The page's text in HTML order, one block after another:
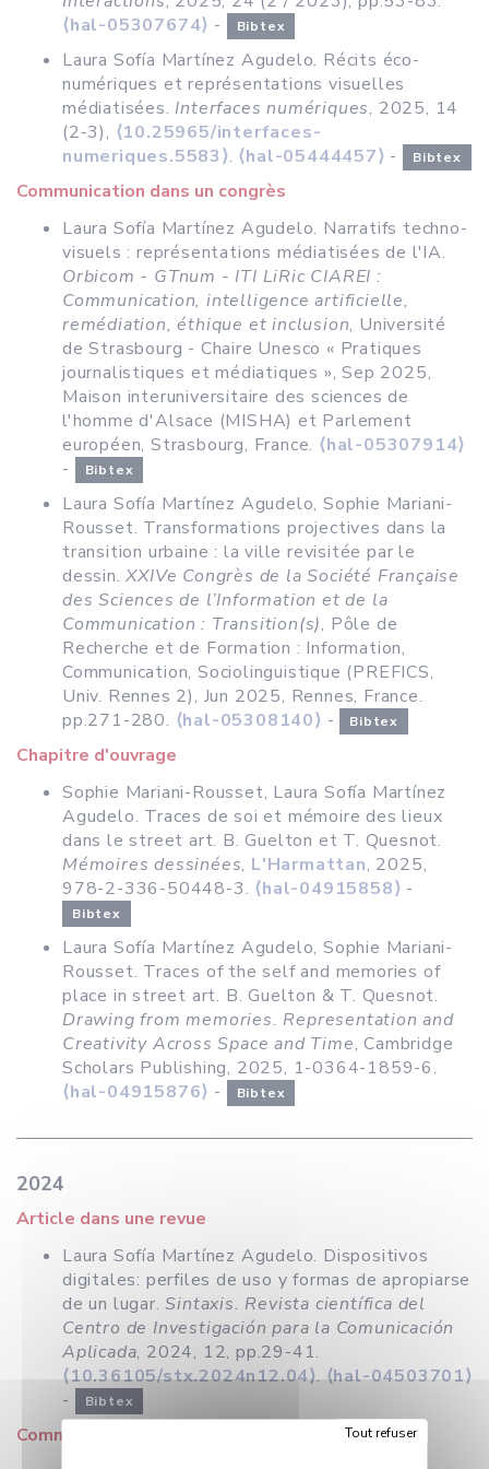
⟨hal-05307674⟩ - Bibtex
Laura Sofía Martínez Agudelo. Récits éco-
numériques et représentations visuelles
médiatisées. Interfaces numériques, 2025, 14
(2-3), ⟨10.25965/interfaces-
numeriques.5583⟩. ⟨hal-05444457⟩ - Bibtex
Communication dans un congrès
Laura Sofía Martínez Agudelo. Narratifs techno-
visuels : représentations médiatisées de l'IA.
Orbicom - GTnum - ITI LiRic CIAREI :
Communication, intelligence artificielle,
remédiation, éthique et inclusion, Université
de Strasbourg - Chaire Unesco « Pratiques
journalistiques et médiatiques », Sep 2025,
Maison interuniversitaire des sciences de
l'homme d'Alsace (MISHA) et Parlement
européen, Strasbourg, France. ⟨hal-05307914⟩
-
Bibtex
Laura Sofía Martínez Agudelo, Sophie Mariani-
Rousset. Transformations projectives dans la
transition urbaine : la ville revisitée par le
dessin.XXIVe Congrès de la Société Française
des Sciences de l’Information et de la
Communication : Transition(s), Pôle de
Recherche et de Formation : Information,
Communication, Sociolinguistique (PREFICS,
Univ. Rennes 2), Jun 2025, Rennes, France.
pp.271-280. ⟨hal-05308140⟩ - Bibtex
Chapitre d'ouvrage
Sophie Mariani-Rousset, Laura Sofía Martínez
Agudelo. Traces de soi et mémoire des lieux
dans le street art. B. Guelton et T. Quesnot.
Mémoires dessinées, L'Harmattan, 2025,
978-2-336-50448-3. ⟨hal-04915858⟩ -
Bibtex
Laura Sofía Martínez Agudelo, Sophie Mariani-
Rousset. Traces of the self and memories of
place in street art. B. Guelton & T. Quesnot.
Drawing from memories. Representation and
Creativity Across Space and Time, Cambridge
Scholars Publishing, 2025, 1-0364-1859-6.
⟨hal-04915876⟩ - Bibtex
2024
Article dans une revue
Laura Sofía Martínez Agudelo. Dispositivos
digitales: perfiles de uso y formas de apropiarse
de un lugar.Sintaxis. Revista científica del
Centro de Investigación para la Comunicación
Aplicada, 2024, 12, pp.29-41.
⟨10.36105/stx.2024n12.04⟩.⟨hal-04503701⟩
-
Bibtex
Communication dans un congrès
Tout refuser